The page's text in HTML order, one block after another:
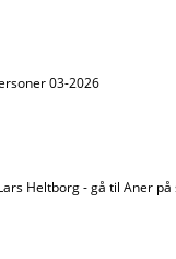
03-2026
Heltborg - gå til Aner